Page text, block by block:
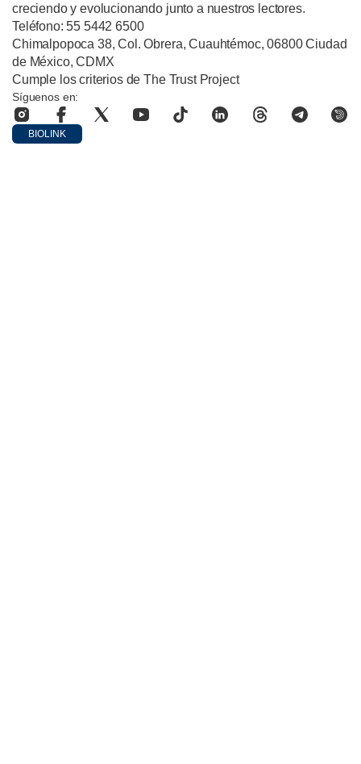
creciendo y evolucionando junto a nuestros lectores.
Teléfono: 55 5442 6500
Chimalpopoca 38, Col. Obrera, Cuauhtémoc, 06800 Ciudad
de México, CDMX
Cumple los criterios de The Trust Project
Síguenos en:
BIOLINK